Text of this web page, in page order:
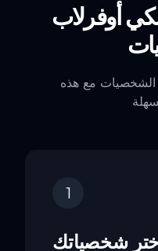
أوفرلاب
الشخصيات مع هذه
1
شخصياتك